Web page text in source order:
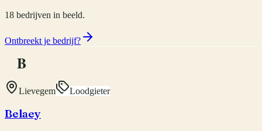
18 bedrijven in beeld.
Ontbreekt je bedrijf?
B
Lievegem Loodgieter
Belaey